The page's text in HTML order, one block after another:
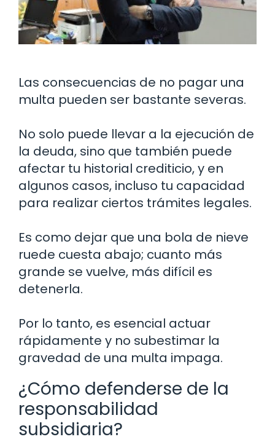
Las consecuencias de no pagar una
multa pueden ser bastante severas.
No solo puede llevar a la ejecución de
la deuda, sino que también puede
afectar tu historial crediticio, y en
algunos casos, incluso tu capacidad
para realizar ciertos trámites legales.
Es como dejar que una bola de nieve
ruede cuesta abajo; cuanto más
grande se vuelve, más difícil es
detenerla.
Por lo tanto, es esencial actuar
rápidamente y no subestimar la
gravedad de una multa impaga.
¿Cómo defenderse de la
responsabilidad
subsidiaria?